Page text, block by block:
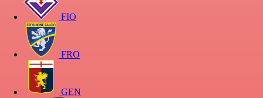
FIO
FRO
GEN